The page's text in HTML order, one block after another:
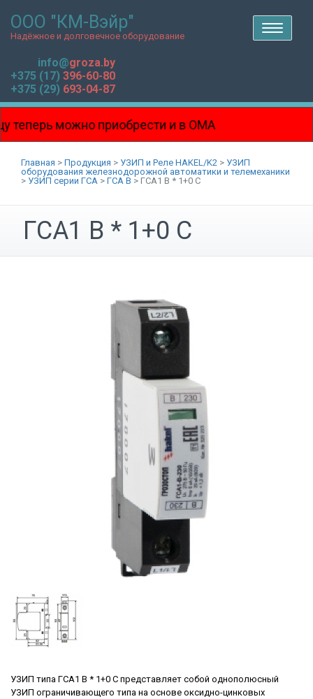
ООО "КМ-Вэйр"
Надёжное и долговечное оборудование
T
o
g
a
t
info@groza.by
+375 (17) 396-60-80
+375 (29) 693-04-87
можно приобрести и в ОМА
на Боровой!!!
Главная > Продукция > УЗИП и Реле HAKEL/K2 > УЗИП
оборудования железнодорожной автоматики и телемеханики
> УЗИП серии ГСА > ГСА В > ГСА1 В * 1+0 С
ГСА1 В * 1+0 С
УЗИП типа ГСА1 В * 1+0 C представляет собой однополюсный
УЗИП ограничивающего типа на основе оксидно-цинковых